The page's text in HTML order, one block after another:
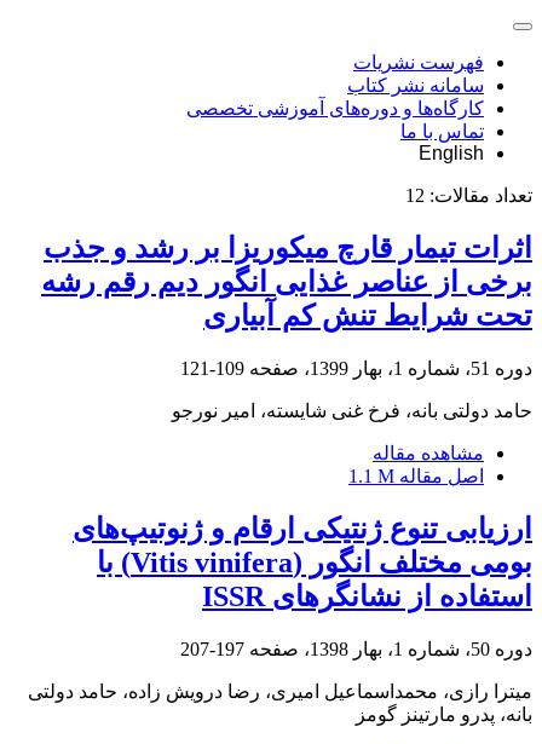
فهرست نشریات
سامانه نشر کتاب
کارگاه‌ها و دوره‌های آموزشی تخصصی
تماس با ما
English
تعداد مقالات: 12
اثرات تیمار قارچ میکوریزا بر رشد و جذب
برخی از عناصر غذایی انگور دیم رقم رشه
تحت شرایط ‏تنش کم آبیاری
دوره 51، شماره 1، بهار 1399، صفحه 109-121
حامد دولتی بانه، فرخ غنی شایسته، امیر نورجو
مشاهده مقاله
اصل مقاله 1.1 M
ارزیابی تنوع ژنتیکی ارقام و ژنوتیپ‌های
بومی مختلف انگور (Vitis vinifera) با
استفاده از نشانگرهای ISSR
دوره 50، شماره 1، بهار 1398، صفحه 197-207
میترا رازی، محمداسماعیل امیری، رضا درویش زاده، حامد دولتی
بانه، پدرو مارتینز گومز